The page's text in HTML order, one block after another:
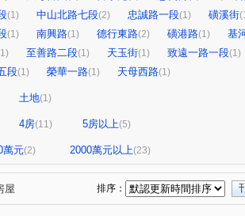
(1) 中山北路七段(2) 忠誠路一段(1) 磺溪街
(1) 南興路(1) 德行東路(2) 磺港路(1)
基
至善路二段(1) 天玉街(1) 致遠一路一段(1)
段(1) 榮華一路(1) 天母西路(1)
土地(1)
4房(11) 5房以上(5)
萬元(2) 2000萬元以上(23)
屋 排序：